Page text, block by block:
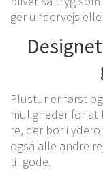
ger under­vejs
Plus­tur er først
mulig­he­der for
re, der bor i
også alle andre
til gode.